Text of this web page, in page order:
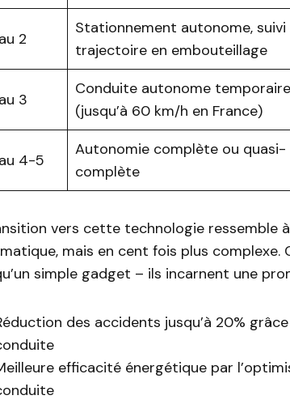
2
Stationnement autonome, suivi
trajectoire en embouteillage
3
Conduite autonome temporaire
(jusqu’à 60 km/h en France)
4-5
Autonomie complète ou quasi-
complète
vers cette technologie ressemble
mais en cent fois plus
simple gadget – ils incarnent une
des accidents jusqu’à 20%
efficacité énergétique par